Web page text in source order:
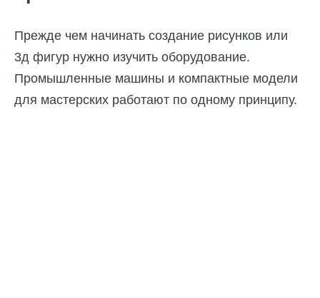
Прежде чем начинать создание рисунков или
3д фигур нужно изучить оборудование.
Промышленные машины и компактные модели
для мастерских работают по одному принципу.